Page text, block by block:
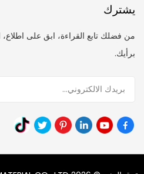
يشترك
من فضلك تابع القراءة، ابق على
برأيك.